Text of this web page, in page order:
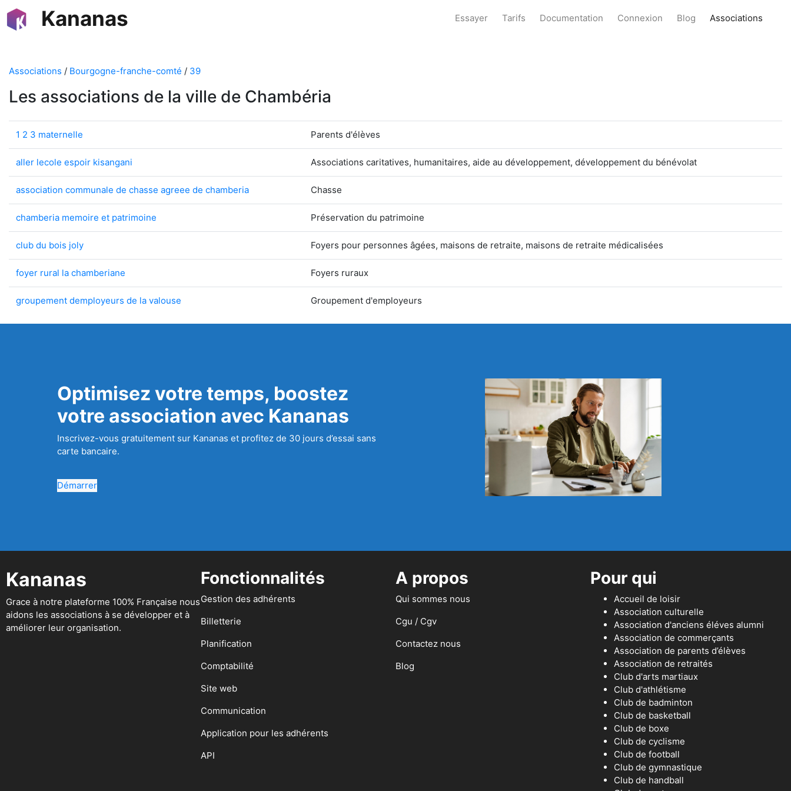
Kananas Essayer Tarifs Documentation Connexion Blog Associations
Associations / Bourgogne-franche-comté / 39
Les associations de la ville de Chambéria
1 2 3 maternelle Parents d'élèves
aller lecole espoir kisangani Associations caritatives, humanitaires, aide au développement, développement du bénévolat
association communale de chasse agreee de chamberia Chasse
chamberia memoire et patrimoine Préservation du patrimoine
club du bois joly Foyers pour personnes âgées, maisons de retraite, maisons de retraite médicalisées
foyer rural la chamberiane Foyers ruraux
groupement demployeurs de la valouse Groupement d'employeurs
Optimisez votre temps, boostez
votre association avec Kananas
Inscrivez-vous gratuitement sur Kananas et profitez de 30 jours d’essai sans
carte bancaire.
Démarrer
Kananas
Grace à notre plateforme 100% Française nous
aidons les associations à se développer et à
améliorer leur organisation.
Fonctionnalités
Gestion des adhérents
Billetterie
Planification
Comptabilité
Site web
Communication
Application pour les adhérents
API
A propos
Qui sommes nous
Cgu / Cgv
Contactez nous
Blog
Pour qui
Accueil de loisir
Association culturelle
Association d'anciens éléves alumni
Association de commerçants
Association de parents d’élèves
Association de retraités
Club d'arts martiaux
Club d'athlétisme
Club de badminton
Club de basketball
Club de boxe
Club de cyclisme
Club de football
Club de gymnastique
Club de handball